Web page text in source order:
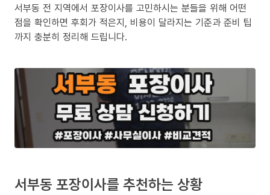
서부동 전 지역에서 포장이사를 고민하시는 분들을 위해 어떤
점을 확인하면 후회가 적은지, 비용이 달라지는 기준과 준비 팁
까지 충분히 정리해 드립니다.
서부동 포장이사를 추천하는 상황